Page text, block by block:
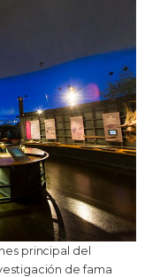
principal del
de fama